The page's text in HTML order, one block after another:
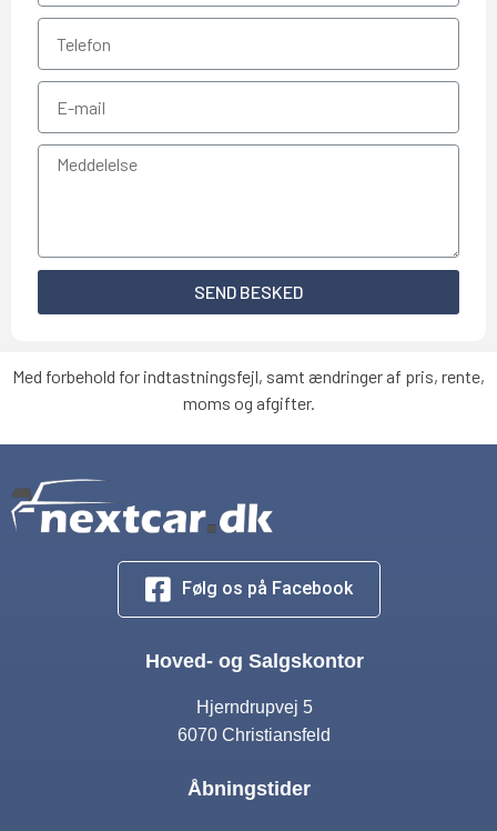
SEND BESKED
Med forbehold for indtastningsfejl, samt ændringer af pris, rente,
moms og afgifter.
Følg os på Facebook
Hoved- og Salgskontor
Hjerndrupvej 5
6070 Christiansfeld
Åbningstider